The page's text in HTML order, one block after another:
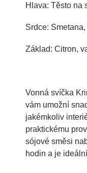
Hlava: Těsto na
Srdce:
Základ: Citron,
Vonná svíčka
vám umožní
jakémkoliv
praktickému
sójové směsi
hodin a je